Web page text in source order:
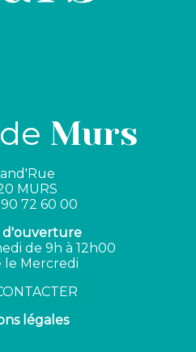
Murs
MURS
72 60 00
d'ouverture
de 9h à 12h00
le Mercredi
légales